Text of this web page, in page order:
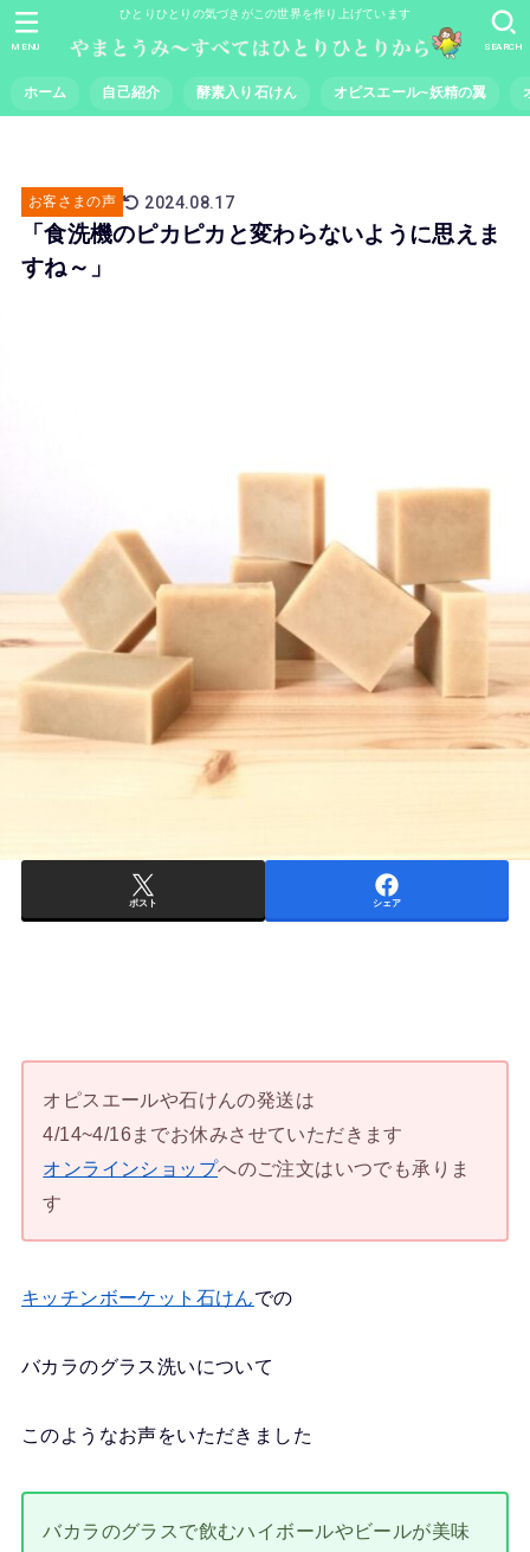
ひとりひとりの気づきがこの世界を作り上げています
ホーム 自己紹介 酵素入り石けん オピスエール~妖精の翼
SEARCH
MENU
お客さまの声 2024.08.17
「食洗機のピカピカと変わらないように思えま
すね～」
ポスト シェア
オピスエールや石けんの発送は
4/14~4/16までお休みさせていただきます
オンラインショップへのご注文はいつでも承りま
す
キッチンボーケット石けんでの
バカラのグラス洗いについて
このようなお声をいただきました
バカラのグラスで飲むハイボールやビールが美味